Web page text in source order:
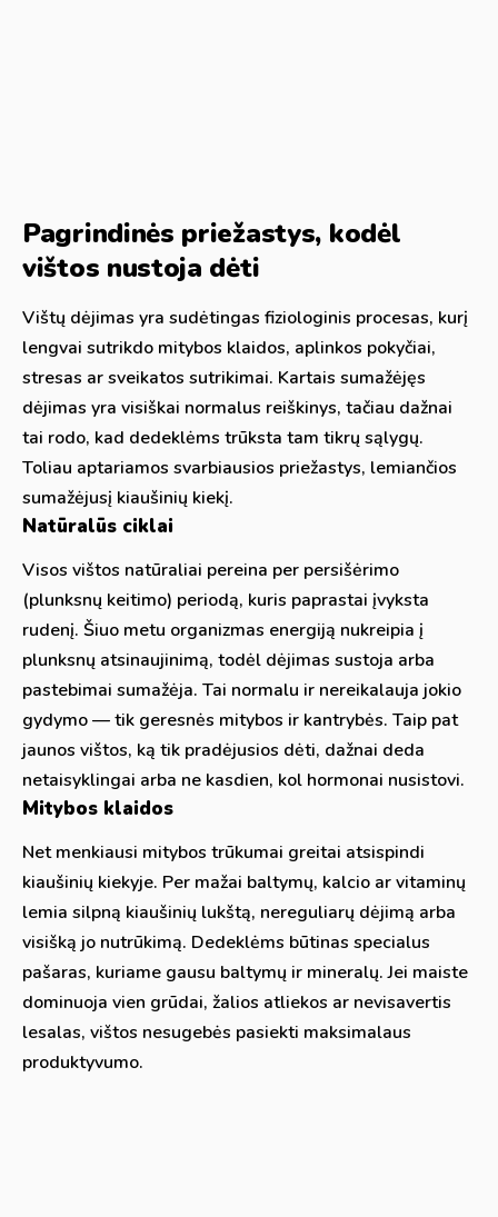
Pagrindinės priežastys, kodėl
vištos nustoja dėti
Vištų dėjimas yra sudėtingas fiziologinis procesas, kurį
lengvai sutrikdo mitybos klaidos, aplinkos pokyčiai,
stresas ar sveikatos sutrikimai. Kartais sumažėjęs
dėjimas yra visiškai normalus reiškinys, tačiau dažnai
tai rodo, kad dedeklėms trūksta tam tikrų sąlygų.
Toliau aptariamos svarbiausios priežastys, lemiančios
sumažėjusį kiaušinių kiekį.
Natūralūs ciklai
Visos vištos natūraliai pereina per persišėrimo
(plunksnų keitimo) periodą, kuris paprastai įvyksta
rudenį. Šiuo metu organizmas energiją nukreipia į
plunksnų atsinaujinimą, todėl dėjimas sustoja arba
pastebimai sumažėja. Tai normalu ir nereikalauja jokio
gydymo — tik geresnės mitybos ir kantrybės. Taip pat
jaunos vištos, ką tik pradėjusios dėti, dažnai deda
netaisyklingai arba ne kasdien, kol hormonai nusistovi.
Mitybos klaidos
Net menkiausi mitybos trūkumai greitai atsispindi
kiaušinių kiekyje. Per mažai baltymų, kalcio ar vitaminų
lemia silpną kiaušinių lukštą, nereguliarų dėjimą arba
visišką jo nutrūkimą. Dedeklėms būtinas specialus
pašaras, kuriame gausu baltymų ir mineralų. Jei maiste
dominuoja vien grūdai, žalios atliekos ar nevisavertis
lesalas, vištos nesugebės pasiekti maksimalaus
produktyvumo.